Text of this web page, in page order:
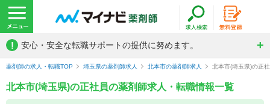
! 安心・安全な転職サポートの提供に努めます。
薬剤師の求人・転職TOP 埼玉県の薬剤師求人 北本市の薬剤師求人 北本市(埼玉県)の正
北本市(埼玉県)の正社員の薬剤師求人・転職情報一覧